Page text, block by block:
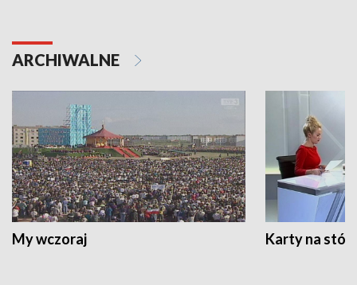
ARCHIWALNE
My wczoraj Karty na